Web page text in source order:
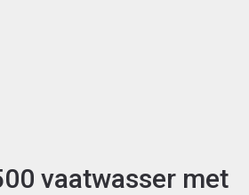
vaatwasser met